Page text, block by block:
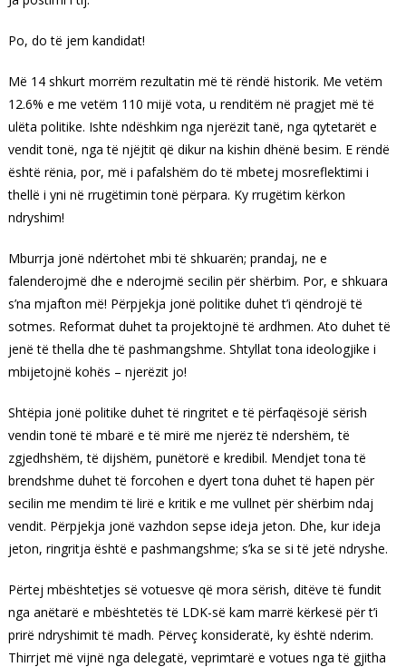
Po, do të jem kandidat!
Më 14 shkurt morrëm rezultatin më të rëndë historik. Me vetëm
12.6% e me vetëm 110 mijë vota, u renditëm në pragjet më të
ulëta politike. Ishte ndëshkim nga njerëzit tanë, nga qytetarët e
vendit tonë, nga të njëjtit që dikur na kishin dhënë besim. E rëndë
është rënia, por, më i pafalshëm do të mbetej mosreflektimi i
thellë i yni në rrugëtimin tonë përpara. Ky rrugëtim kërkon
ndryshim!
Mburrja jonë ndërtohet mbi të shkuarën; prandaj, ne e
falenderojmë dhe e nderojmë secilin për shërbim. Por, e shkuara
s’na mjafton më! Përpjekja jonë politike duhet t’i qëndrojë të
sotmes. Reformat duhet ta projektojnë të ardhmen. Ato duhet të
jenë të thella dhe të pashmangshme. Shtyllat tona ideologjike i
mbijetojnë kohës – njerëzit jo!
Shtëpia jonë politike duhet të ringritet e të përfaqësojë sërish
vendin tonë të mbarë e të mirë me njerëz të ndershëm, të
zgjedhshëm, të dijshëm, punëtorë e kredibil. Mendjet tona të
brendshme duhet të forcohen e dyert tona duhet të hapen për
secilin me mendim të lirë e kritik e me vullnet për shërbim ndaj
vendit. Përpjekja jonë vazhdon sepse ideja jeton. Dhe, kur ideja
jeton, ringritja është e pashmangshme; s’ka se si të jetë ndryshe.
Përtej mbështetjes së votuesve që mora sërish, ditëve të fundit
nga anëtarë e mbështetës të LDK-së kam marrë kërkesë për t’i
prirë ndryshimit të madh. Përveç konsideratë, ky është nderim.
Thirrjet më vijnë nga delegatë, veprimtarë e votues nga të gjitha